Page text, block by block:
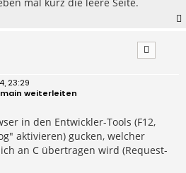
23:29
weiterleiten
in den Entwickler-Tools (F12,
aktivieren) gucken, welcher
an C übertragen wird (Request-